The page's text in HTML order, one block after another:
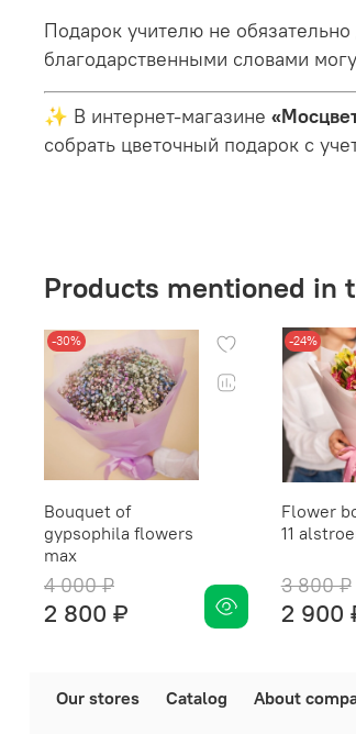
Подарок учителю не
благодарственными словами
✨ В интернет-магазине
собрать цветочный подарок с
Products mentioned in
-30%
Bouquet of
gypsophila flowers
max
4 000 ₽
2 800 ₽
-24%
Flower
11
3 800 ₽
2 900
Our stores Catalog About